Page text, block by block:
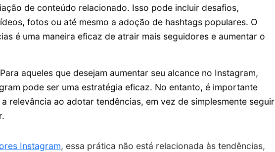
de conteúdo relacionado. Isso pode incluir desafios,
fotos ou até mesmo a adoção de hashtags populares. O
é uma maneira eficaz de atrair mais seguidores e aumentar o
Para aqueles que desejam aumentar seu alcance no Instagram,
pode ser uma estratégia eficaz. No entanto, é importante
relevância ao adotar tendências, em vez de simplesmente seguir
Instagram, essa prática não está relacionada às tendências,